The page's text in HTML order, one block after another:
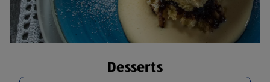
Desserts